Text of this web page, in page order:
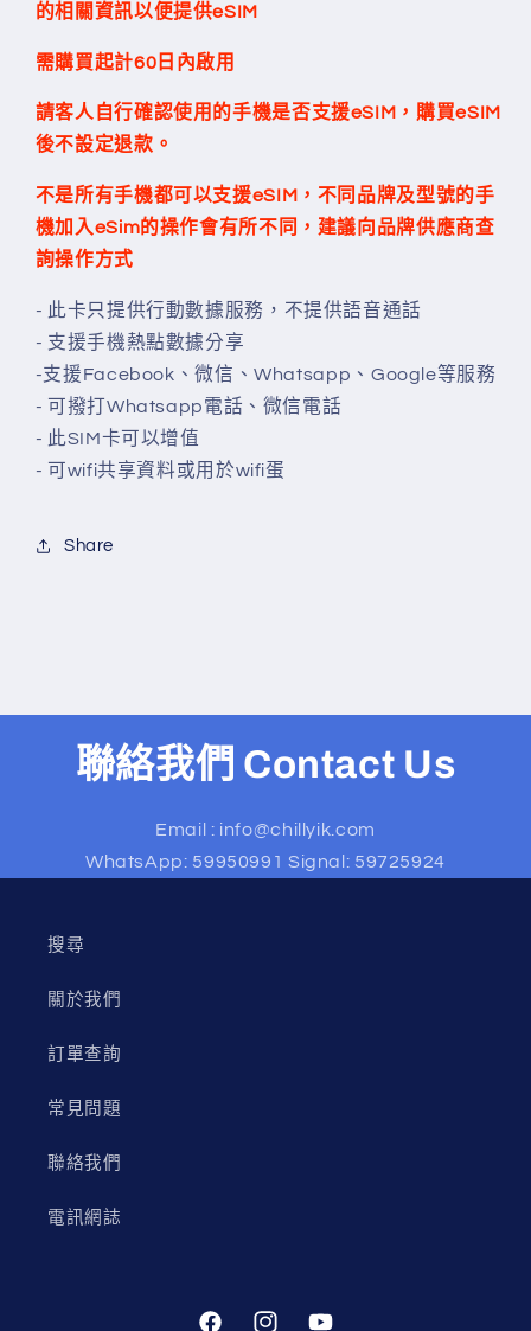
的相關資訊以便提供eSIM
需購買起計60日內啟用
請客人自行確認使用的手機是否支援eSIM，購買eSIM
後不設定退款。
不是所有手機都可以支援eSIM ，不同品牌及型號的手
機加入eSim的操作會有所不同，建議向品牌供應商查
詢操作方式
- 此卡只提供行動數據服務，不提供語音通話
- 支援手機熱點數據分享
-支援Facebook、微信、Whatsapp、Google等服務
- 可撥打Whatsapp電話、微信電話
- 此SIM卡可以增值
- 可wifi共享資料或用於wifi蛋
Share
聯絡我們 Contact Us
Email : info@chillyik.com
WhatsApp: 59950991 Signal: 59725924
搜尋
關於我們
訂單查詢
常見問題
聯絡我們
電訊網誌